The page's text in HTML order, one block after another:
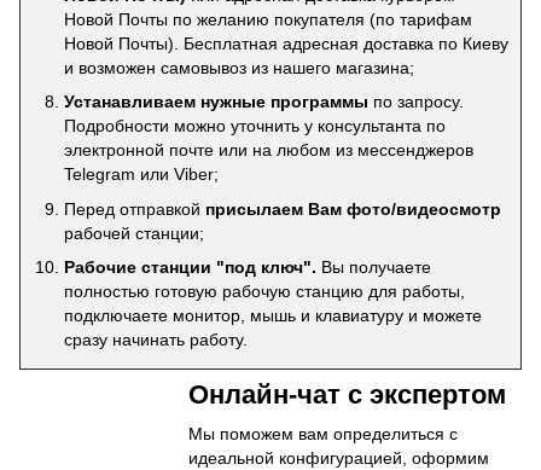
Новой Почты по желанию покупателя (по тарифам
Новой Почты). Бесплатная адресная доставка по Киеву
и возможен самовывоз из нашего магазина;
Устанавливаем нужные программы по запросу.
Подробности можно уточнить у консультанта по
электронной почте или на любом из мессенджеров
Telegram или Viber;
Перед отправкой присылаем Вам фото/видеосмотр
рабочей станции;
Рабочие станции "под ключ". Вы получаете
полностью готовую рабочую станцию для работы,
подключаете монитор, мышь и клавиатуру и можете
сразу начинать работу.
Онлайн-чат с экспертом
Мы поможем вам определиться с
идеальной конфигурацией, оформим